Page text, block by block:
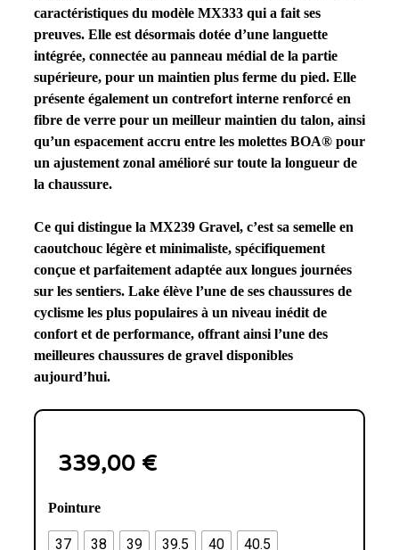
caractéristiques du modèle MX333 qui a fait ses
preuves. Elle est désormais dotée d’une languette
intégrée, connectée au panneau médial de la partie
supérieure, pour un maintien plus ferme du pied. Elle
présente également un contrefort interne renforcé en
fibre de verre pour un meilleur maintien du talon, ainsi
qu’un espacement accru entre les molettes BOA® pour
un ajustement zonal amélioré sur toute la longueur de
la chaussure.
Ce qui distingue la MX239 Gravel, c’est sa semelle en
caoutchouc légère et minimaliste, spécifiquement
conçue et parfaitement adaptée aux longues journées
sur les sentiers. Lake élève l’une de ses chaussures de
cyclisme les plus populaires à un niveau inédit de
confort et de performance, offrant ainsi l’une des
meilleures chaussures de gravel disponibles
aujourd’hui.
339,00 €
Pointure
37 38 39 39.5 40 40.5